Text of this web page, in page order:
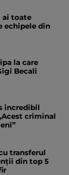
ai toate
echipele din
la care
Becali
incredibil
criminal
transferul
din top 5